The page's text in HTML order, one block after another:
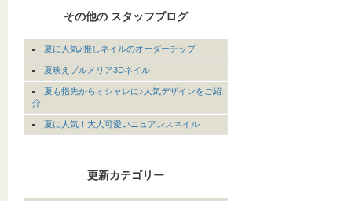
その他の スタッフブログ
夏に人気♪推しネイルのオーダーチップ
夏映えプルメリア3Dネイル
夏も指先からオシャレに♪人気デザインをご紹
介
夏に人気！大人可愛いニュアンスネイル
更新カテゴリー